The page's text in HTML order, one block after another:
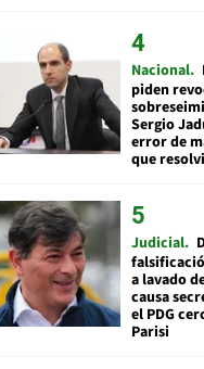
Nacional
piden
Sergio
error de
que
Judicial
a lavado
causa
el PDG
Parisi